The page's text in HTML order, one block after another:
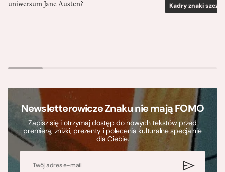
uniwersum Jane Austen?
Kadry znaki
Newsletterowicze Znaku nie mają FOMO
Zapisz się i otrzymaj dostęp do nowych tekstów przed
premierą, zniżki, prezenty i polecenia kulturalne specjalnie
dla Ciebie.